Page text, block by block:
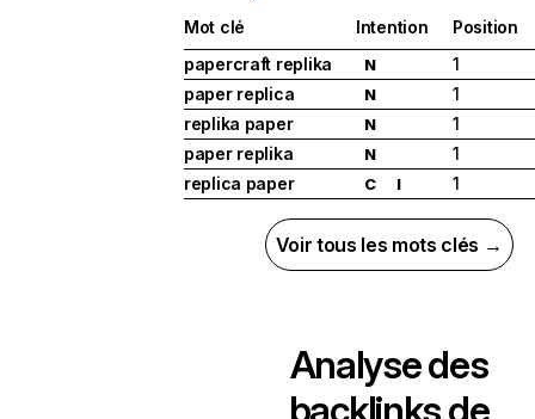
Mot clé Intention
Position
papercraft replika
N
1
paper replica
N
1
replika paper
N
1
paper replika
N
1
replica paper
C I 1
Voir tous les mots clés →
Analyse des